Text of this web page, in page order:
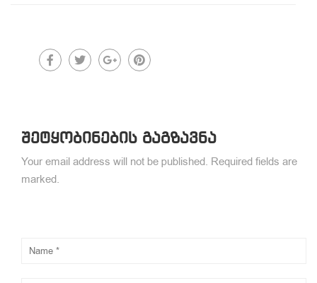
შეტყობინების გაგზავნა
Your email address will not be published. Required fields are
marked.